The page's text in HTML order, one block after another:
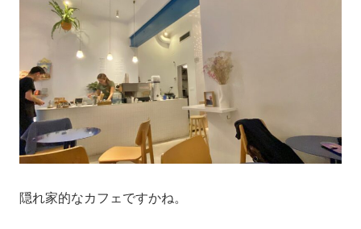
隠れ家的なカフェですかね。